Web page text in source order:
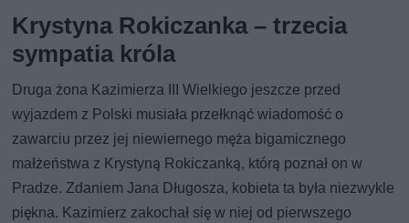
Krystyna Rokiczanka – trzecia
sympatia króla
Druga żona Kazimierza III Wielkiego jeszcze przed
wyjazdem z Polski musiała przełknąć wiadomość o
zawarciu przez jej niewiernego męża bigamicznego
małżeństwa z Krystyną Rokiczanką, którą poznał on w
Pradze. Zdaniem Jana Długosza, kobieta ta była niezwykle
piękna. Kazimierz zakochał się w niej od pierwszego